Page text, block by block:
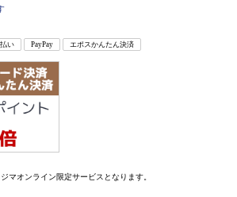
い PayPay エポスかんたん決済
マオンライン限定サービスとなります。